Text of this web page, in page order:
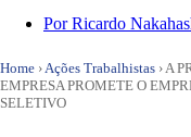
PorRicardo
Home ›Ações Trabalhistas ›A
EMPRESA PROMETE O
SELETIVO